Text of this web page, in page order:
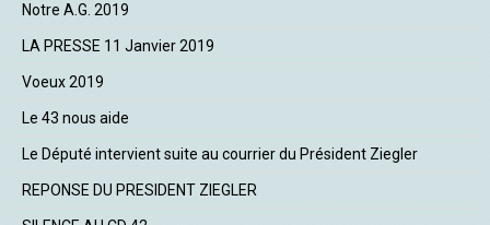
Notre A.G. 2019
LA PRESSE 11 Janvier 2019
Voeux 2019
Le 43 nous aide
Le Député intervient suite au courrier du Président Ziegler
REPONSE DU PRESIDENT ZIEGLER